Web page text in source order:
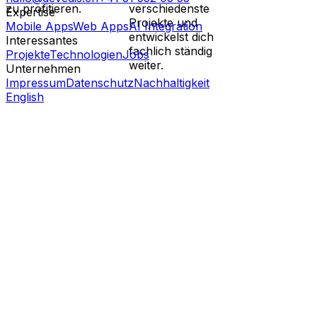
zu profitieren.
verschiedenste
Projekte und
entwickelst dich
fachlich ständig
weiter.
Expertise
Mobile AppsWeb AppsAI Integration
Interessantes
ProjekteTechnologienJobs
Unternehmen
ImpressumDatenschutzNachhaltigkeit
English